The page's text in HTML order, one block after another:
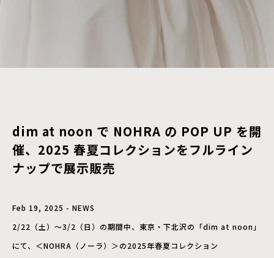
dim at noon で NOHRA の POP UP を開
催、2025 春夏コレクションをフルライン
ナップで展示販売
Feb 19, 2025 - NEWS
2/22（土）～3/2（日）の期間中、東京・下北沢の「dim at noon」
にて、＜NOHRA（ノーラ）＞の2025年春夏コレクション